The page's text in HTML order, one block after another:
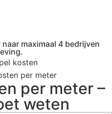
maximaal 4 bedrijven
per meter –
weten